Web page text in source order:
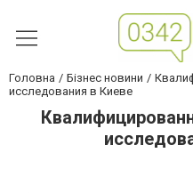
Головна Бізнес новини
исследования в Киеве